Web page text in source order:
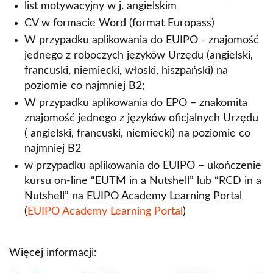
list motywacyjny w j. angielskim
CV w formacie Word (format Europass)
W przypadku aplikowania do EUIPO - znajomość
jednego z roboczych języków Urzędu (angielski,
francuski, niemiecki, włoski, hiszpański) na
poziomie co najmniej B2;
W przypadku aplikowania do EPO – znakomita
znajomość jednego z języków oficjalnych Urzędu
( angielski, francuski, niemiecki) na poziomie co
najmniej B2
w przypadku aplikowania do EUIPO – ukończenie
kursu on-line “EUTM in a Nutshell” lub “RCD in a
Nutshell” na EUIPO Academy Learning Portal
( EUIPO Academy Learning Portal )
Więcej informacji: